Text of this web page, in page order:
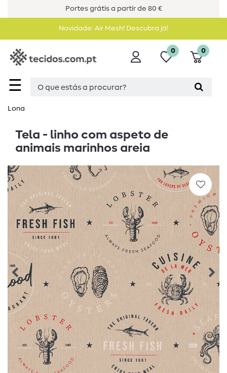
Portes grátis a partir de 80 €
Novidade: Air Mesh! Descubra já!
☰
0 0
Lona
Tela - linho com aspeto de
animais marinhos areia